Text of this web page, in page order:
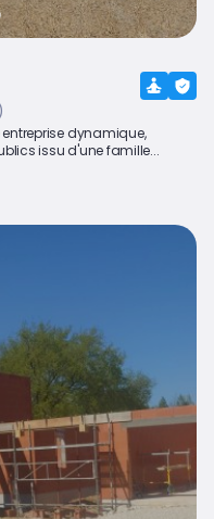
entreprise dynamique,
issu d'une famille...